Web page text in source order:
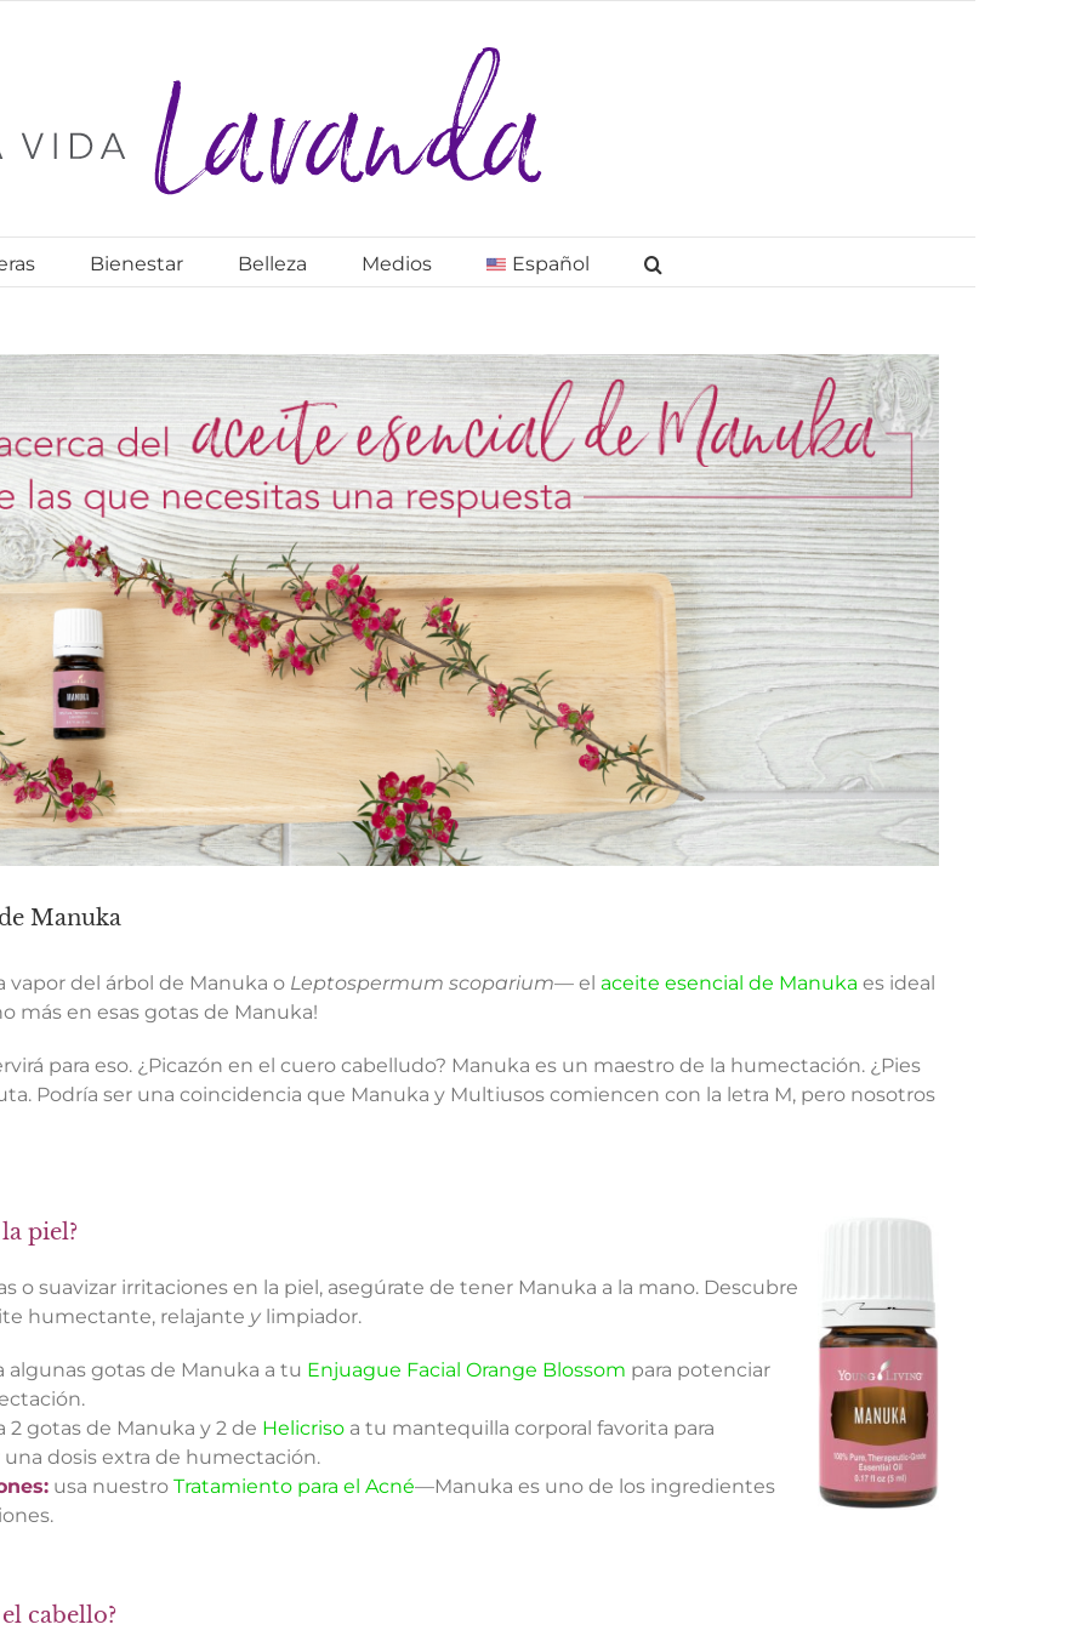
Bienestar Belleza Medios Español
Manuka
vapor del árbol de Manuka o Leptospermum scoparium— el aceite esencial de Manuka es ideal
más en esas gotas de Manuka!
para eso. ¿Picazón en el cuero cabelludo? Manuka es un maestro de la humectación. ¿Pies
Podría ser una coincidencia que Manuka y Multiusos comiencen con la letra M, pero nosotros
piel?
o suavizar irritaciones en la piel, asegúrate de tener Manuka a la mano. Descubre
humectante, relajante y limpiador.
algunas gotas de Manuka a tu Enjuague Facial Orange Blossom para potenciar
2 gotas de Manuka y 2 de Helicriso a tu mantequilla corporal favorita para
dosis extra de humectación.
usa nuestro Tratamiento para el Acné—Manuka es uno de los ingredientes
cabello?